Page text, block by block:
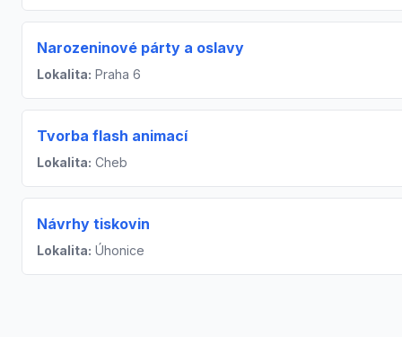
Narozeninové párty a oslavy
Lokalita: Praha 6
Tvorba flash animací
Lokalita: Cheb
Návrhy tiskovin
Lokalita: Úhonice